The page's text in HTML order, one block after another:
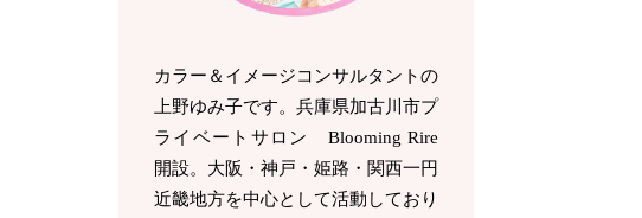
カラー＆イメージコンサルタントの
上野ゆみ子です。兵庫県加古川市プ
ライベートサロン Blooming Rire
開設。 大阪・神戸・姫路・関西一円
近畿地方を中心として活動しており